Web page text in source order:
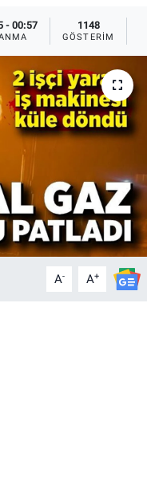
- 00:57 1148
GÖSTERIM
A- A+